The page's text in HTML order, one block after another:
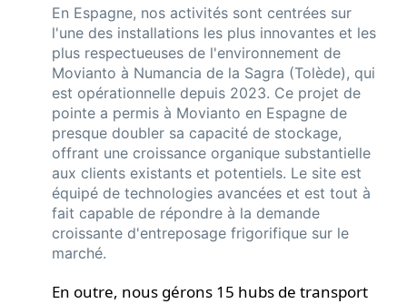
En Espagne, nos activités sont centrées sur
l'une des installations les plus innovantes et les
plus respectueuses de l'environnement de
Movianto à Numancia de la Sagra (Tolède), qui
est opérationnelle depuis 2023. Ce projet de
pointe a permis à Movianto en Espagne de
presque doubler sa capacité de stockage,
offrant une croissance organique substantielle
aux clients existants et potentiels. Le site est
équipé de technologies avancées et est tout à
fait capable de répondre à la demande
croissante d'entreposage frigorifique sur le
marché.
En outre, nous gérons 15 hubs de transport